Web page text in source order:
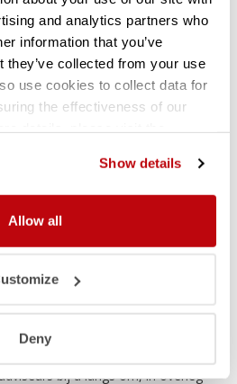
and analytics partners who
information that you’ve
they’ve collected from your use
use cookies to collect data for
the effectiveness of our
Show details
Allow all
Deny
dubbelzijdig
in Ral 5015 blauw
afrollen van materiaal
verstelbaar
draagarmstellingen
een offerte of andere vragen over
u ons bellen of u kunt het
wij u zullen terugbellen. Wij
bij u langs om, in overleg